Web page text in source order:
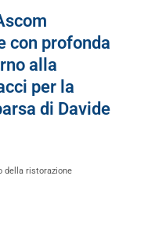
con profonda
alla
per la
di Davide
della ristorazione